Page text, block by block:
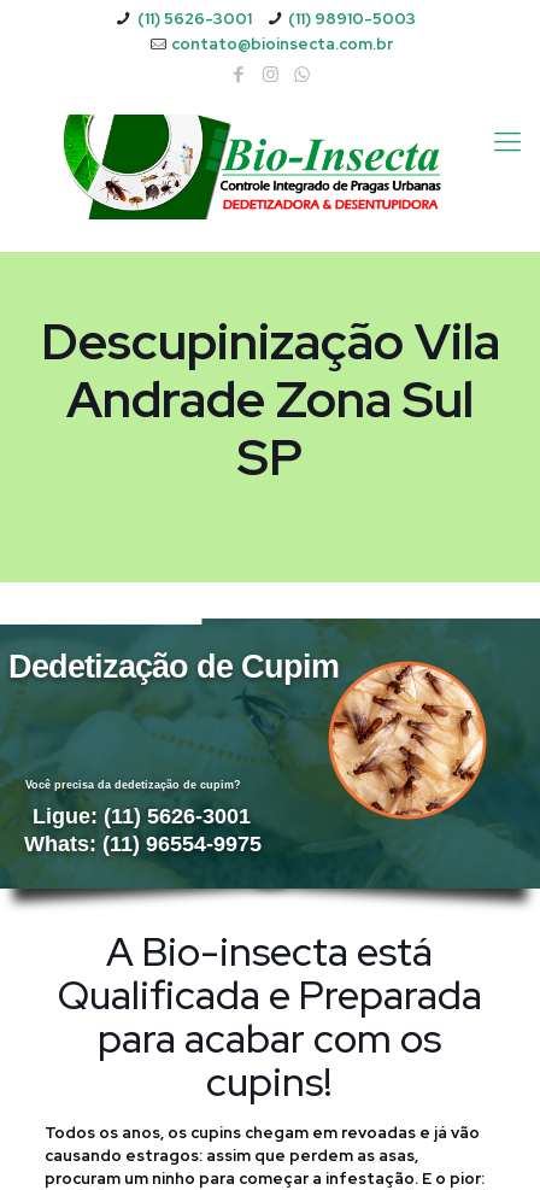
(11) 5626-3001
(11) 98910-5003
contato@bioinsecta.com.br
Descupinização Vila
Andrade Zona Sul
SP
Dedetização de Cupim
Você precisa da dedetização de cupim?
Ligue: (11) 5626-3001
Whats: (11) 96554-9975
A Bio-insecta está
Qualificada e Preparada
para acabar com os
cupins!
Todos os anos, os cupins chegam em revoadas e já vão
causando estragos: assim que perdem as asas,
procuram um ninho para começar a infestação. E o pior: